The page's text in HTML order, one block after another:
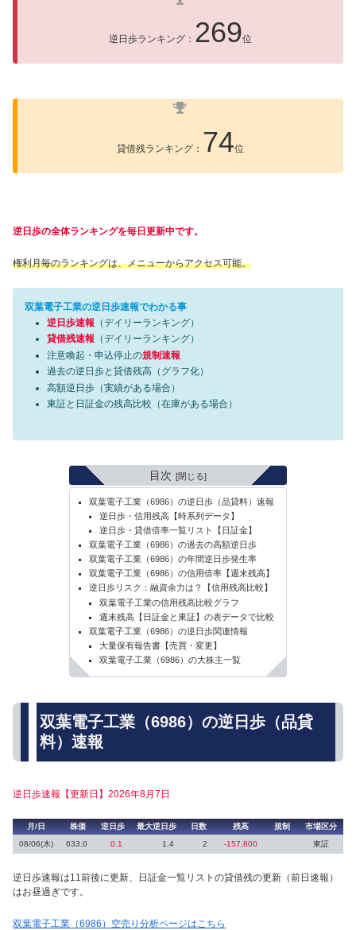
逆日歩ランキング： 269位
貸借残ランキング： 74位
逆日歩の全体ランキングを毎日更新中です。
権利月毎のランキングは、メニューからアクセス可能。
双葉電子工業の逆日歩速報でわかる事
逆日歩速報 （デイリーランキング）
貸借残速報 （デイリーランキング）
注意喚起・申込停止の規制速報
過去の逆日歩と貸借残高（グラフ化）
高額逆日歩（実績がある場合）
東証と日証金の残高比較（在庫がある場合）
目次
双葉電子工業（6986）の逆日歩（品貸料）速報
逆日歩・信用残高【時系列データ】
逆日歩・貸借倍率一覧リスト【日証金】
双葉電子工業（6986）の過去の高額逆日歩
双葉電子工業（6986）の年間逆日歩発生率
双葉電子工業（6986）の信用倍率【週末残高】
逆日歩リスク：融資余力は？【信用残高比較】
双葉電子工業の信用残高比較グラフ
週末残高【日証金と東証】の表データで比較
双葉電子工業（6986）の逆日歩関連情報
大量保有報告書【売買・変更】
双葉電子工業（6986）の大株主一覧
双葉電子工業（6986）の逆日歩（品貸
料）速報
逆日歩速報【更新日】2026年8月7日
月/日 株価 逆日歩 最大逆日歩 日数 残高 規制
市場区分
08/06(木)
633.0 0.1 1.4 2 -157,800 東証
逆日歩速報は11前後に更新、日証金一覧リストの貸借残の更新（前日速報）
はお昼過ぎです。
双葉電子工業（6986）空売り分析ページはこちら